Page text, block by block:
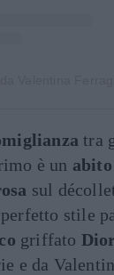
tra
è un
sul
stile
griffato
e da